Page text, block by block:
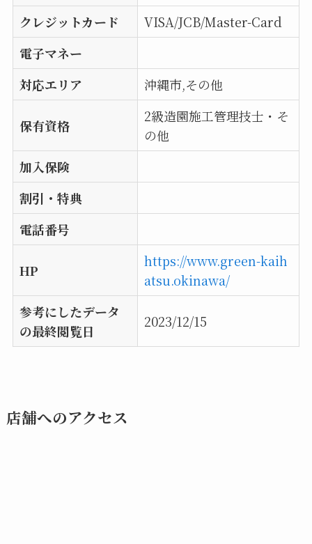
クレジットカード
VISA/JCB/Master-Card
電子マネー
対応エリア
沖縄市,その他
保有資格
2級造園施工管理技士・そ
の他
加入保険
割引・特典
電話番号
HP
https://www.green-kaih
atsu.okinawa/
参考にしたデータ
の最終閲覧日
2023/12/15
店舗へのアクセス